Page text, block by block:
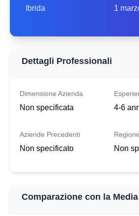
Ibrida 1
Dettagli Professionali
Dimensione Azienda
Non specificata 4-6
Aziende Precedenti
Non specificato
Regione
Non
Comparazione con la Media